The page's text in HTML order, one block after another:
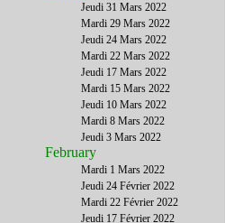
Jeudi 31 Mars 2022
Mardi 29 Mars 2022
Jeudi 24 Mars 2022
Mardi 22 Mars 2022
Jeudi 17 Mars 2022
Mardi 15 Mars 2022
Jeudi 10 Mars 2022
Mardi 8 Mars 2022
Jeudi 3 Mars 2022
February
Mardi 1 Mars 2022
Jeudi 24 Février 2022
Mardi 22 Février 2022
Jeudi 17 Février 2022